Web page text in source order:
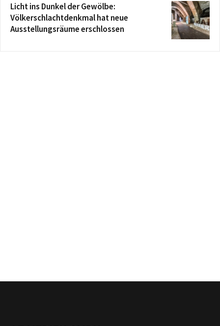
Licht ins Dunkel der Gewölbe:
Völkerschlachtdenkmal hat neue
Ausstellungsräume erschlossen